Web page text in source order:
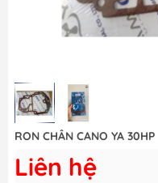
RON CHÂN CANO YA 30HP
Liên hệ